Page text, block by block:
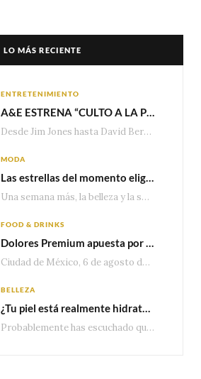
LO MÁS RECIENTE
ENTRETENIMIENTO
A&E ESTRENA “CULTO A LA PERSONALIDAD”,LA SERIE SOBRE LOS LÍDERES DE SECTA MÁS SINIESTROS DE LA HISTORIA
Desde Jim Jones hasta David Berg, la producción recorre en seis episodios cómo el carisma,…
MODA
Las estrellas del momento eligen Valentino
Una semana más, la belleza y la sofisticación de Valentino vuelven a tomar el escenario internacional. Desde…
FOOD & DRINKS
Dolores Premium apuesta por el salmón para seguir creciendo en categorías estratégicas
Ciudad de México, 6 de agosto de 2026.— Con una producción de 2.17 millones de…
BELLEZA
¿Tu piel está realmente hidratada? 4 señales que podrían indicar que necesita algo más
Probablemente has escuchado que el cuidado e hidratación corporal se suele asociar únicamente con una…